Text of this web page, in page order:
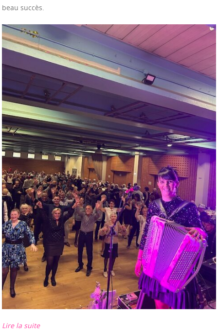
beau succès.
Lire la suite